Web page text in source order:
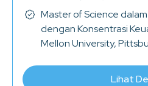
Master of Science
dengan Konsentrasi
Mellon University,
Lihat